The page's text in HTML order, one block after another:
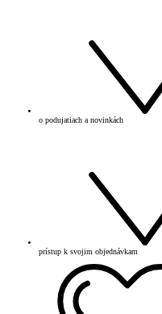
o podujatiach a novinkách
prístup k svojim objednávkam